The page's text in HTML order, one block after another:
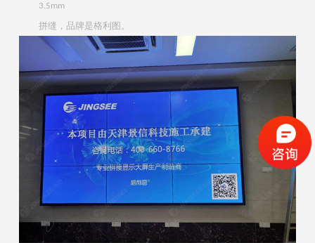
3.5mm
拼缝，品牌是格利图。